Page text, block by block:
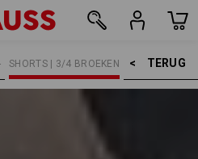
TERUG    >
SHORTS | 3/4 BROEKEN